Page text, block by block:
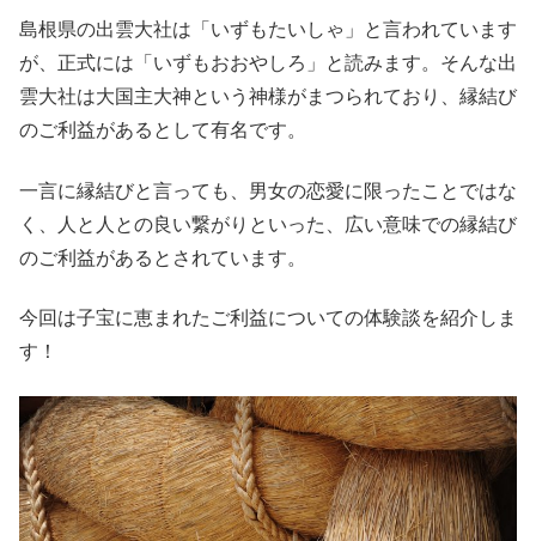
島根県の出雲大社は「いずもたいしゃ」と言われています
が、正式には「いずもおおやしろ」と読みます。そんな出
雲大社は大国主大神という神様がまつられており、縁結び
のご利益があるとして有名です。
一言に縁結びと言っても、男女の恋愛に限ったことではな
く、人と人との良い繋がりといった、広い意味での縁結び
のご利益があるとされています。
今回は子宝に恵まれたご利益についての体験談を紹介しま
す！